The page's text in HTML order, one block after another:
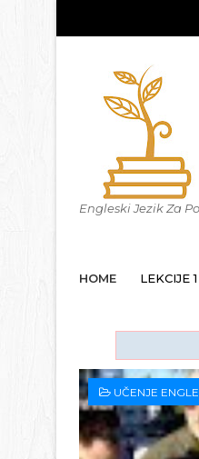
Engleski Jezik Za
HOME LEKCIJE
UČENJE